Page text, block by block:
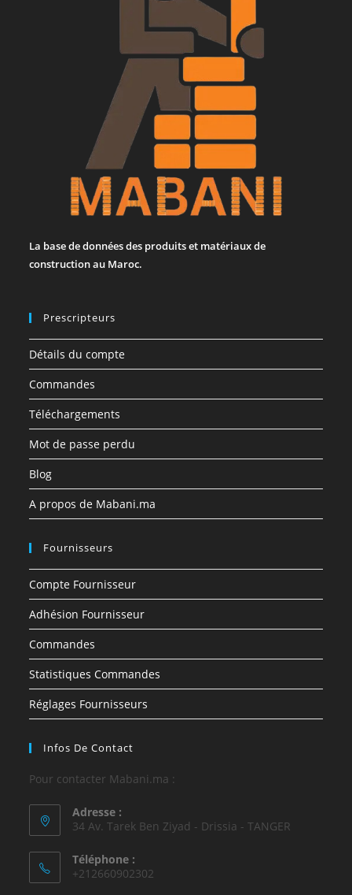
La base de données des produits et matériaux de
construction au Maroc.
Prescripteurs
Détails du compte
Commandes
Téléchargements
Mot de passe perdu
Blog
A propos de Mabani.ma
Fournisseurs
Compte Fournisseur
Adhésion Fournisseur
Commandes
Statistiques Commandes
Réglages Fournisseurs
Infos De Contact
Pour contacter Mabani.ma :
Adresse :
34 Av. Tarek Ben Ziyad - Drissia - TANGER
Téléphone :
+212660902302